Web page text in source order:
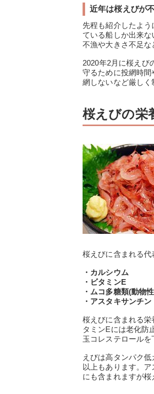
近年は桜えびが
先程も紹介したよ
ている船しか出来
不漁や大きさ不足な
2020年2月に桜えび
守るために投網時
網しないなど厳しく
桜えびの栄
桜えびに含まれる代
・カルシウム
・ビタミンE
・ムコ多糖類(動物
・アスタキサンチン
桜えびに含まれる
タミンEには老化防
玉コレステロールを
えびは高タンパク
以上もあります。
にも含まれますが桜